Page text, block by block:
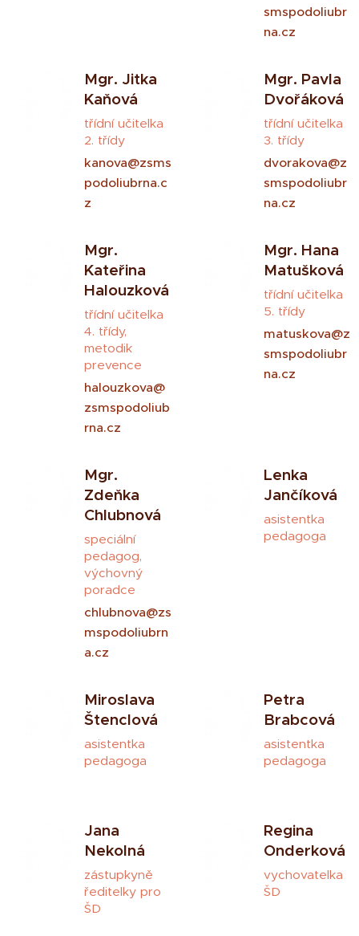
smspodoliubr
na.cz
Mgr. Jitka
Kaňová
třídní učitelka
2. třídy
kanova@zsms
podoliubrna.c
z
Mgr. Pavla
Dvořáková
třídní učitelka
3. třídy
dvorakova@z
smspodoliubr
na.cz
Mgr.
Kateřina
Halouzková
třídní učitelka
4. třídy,
metodik
prevence
halouzkova@
zsmspodoliub
rna.cz
Mgr. Hana
Matušková
třídní učitelka
5. třídy
matuskova@z
smspodoliubr
na.cz
Mgr.
Zdeňka
Chlubnová
speciální
pedagog,
výchovný
poradce
chlubnova@zs
mspodoliubrn
a.cz
Lenka
Jančíková
asistentka
pedagoga
Miroslava
Štenclová
asistentka
pedagoga
Petra
Brabcová
asistentka
pedagoga
Jana
Nekolná
zástupkyně
ředitelky pro
ŠD
Regina
Onderková
vychovatelka
ŠD